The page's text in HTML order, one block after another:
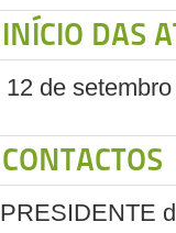
INÍCIO DAS
12 de setembro
CONTACTOS
PRESIDENTE